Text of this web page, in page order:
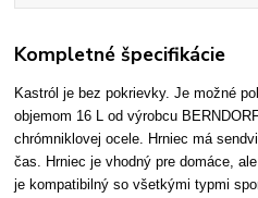
Kompletné špecifikácie
Kastról je bez pokrievky. Je možné
objemom 16 L od výrobcu
chrómniklovej ocele. Hrniec má
čas. Hrniec je vhodný pre domáce,
je kompatibilný so všetkými typmi